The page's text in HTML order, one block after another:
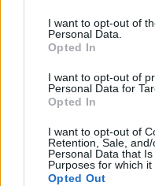
I want to opt-out of
Personal Data.
Opted In
I want to opt-out of
Personal Data for
Opted In
I want to opt-out of
Retention, Sale,
Personal Data that
Purposes for which it
Opted Out
Kronika
Zdravje
Šport
Scena
Zadnje novice
Dogodki
Igre
Forum